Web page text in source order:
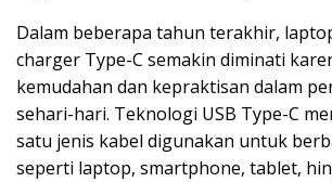
Dalam beberapa tahun terakhir,
charger Type-C semakin diminati
kemudahan dan kepraktisan dalam
sehari-hari. Teknologi USB Type-C
satu jenis kabel digunakan untuk
seperti laptop, smartphone, tablet,